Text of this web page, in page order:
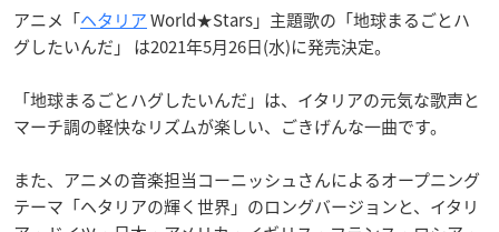
アニメ「ヘタリアWorld★Stars」主題歌の「地球まるごとハ
グしたいんだ」 は2021年5月26日(水)に発売決定。
「地球まるごとハグしたいんだ」は、イタリアの元気な歌声と
マーチ調の軽快なリズムが楽しい、ごきげんな一曲です。
また、アニメの音楽担当コーニッシュさんによるオープニング
テーマ「ヘタリアの輝く世界」のロングバージョンと、イタリ